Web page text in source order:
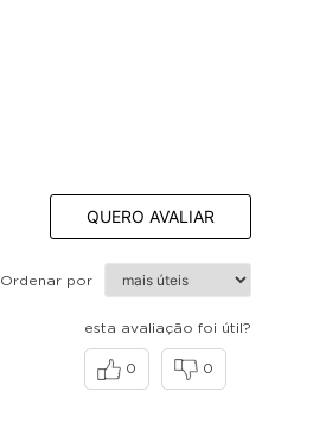
QUERO AVALIAR
Ordenar por
esta avaliação foi útil?
0 0